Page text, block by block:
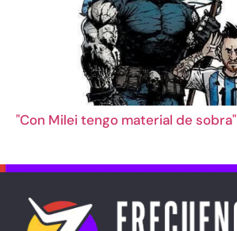
"Con Milei tengo material de sobra"